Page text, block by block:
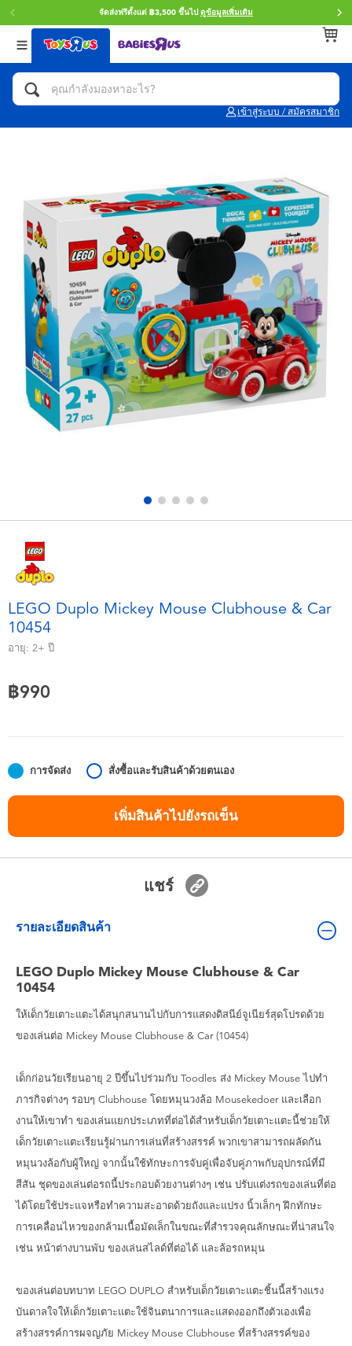
จัดส่งฟรีตั้งแต่ ฿3,500 ขึ้นไป ดูข้อมูลเพิ่มเติม
เข้าสู่ระบบ / สมัครสมาชิก
กลับ
หมวดหมู่
แอคชั่นฟิกเกอร์ และการสวมบทบาทเป็นฮีโร่
รถของเล่น, รถบรรทุกของเล่น, รถไฟของเล่น
และรีโมทบังคับ
กิจกรรมและงานคราฟท์
ตุ๊กตาและของสะสม
อุปกรณ์อิเล็คทรอนิกส์
เกมและพัซเซิล
กิจกรรมกลางแจ้งและกีฬา
อุปกรณ์แต่งตัวและการสวมบทบาท
แบตเตอรี่
Nintendo Switch
ตัวละครเพี่อการสะสม
กลับ
แบรนด์
Toy Story ทอย สตอรี่
LEGOเลโก้
Blokees บล็อคคีส์
Zuru ซูรู
X-Shot
playpop
Hot Wheels ฮ็อตวีลส์
กลับ
Age
0~2 ปี
8~11 ปี
12~14 ปี
14+ ปี
LEGO Duplo Mickey Mouse Clubhouse & Car
10454
อายุ: 2+ ปี
฿990
การจัดส่ง สั่งซื้อและรับสินค้าด้วยตนเอง
เพิ่มสินค้าไปยังรถเข็น
แชร์
รายละเอียดสินค้า
LEGO Duplo Mickey Mouse Clubhouse & Car
10454
ให้เด็กวัยเตาะแตะได้สนุกสนานไปกับการแสดงดิสนีย์จูเนียร์สุดโปรดด้วย
ของเล่นต่อ Mickey Mouse Clubhouse & Car (10454)
เด็กก่อนวัยเรียนอายุ 2 ปีขึ้นไปร่วมกับ Toodles ส่ง Mickey Mouse ไปทำ
ภารกิจต่างๆ รอบๆ Clubhouse โดยหมุนวงล้อ Mousekedoer และเลือก
งานให้เขาทำ ของเล่นแยกประเภทที่ต่อได้สำหรับเด็กวัยเตาะแตะนี้ช่วยให้
เด็กวัยเตาะแตะเรียนรู้ผ่านการเล่นที่สร้างสรรค์ พวกเขาสามารถผลัดกัน
หมุนวงล้อกับผู้ใหญ่ จากนั้นใช้ทักษะการจับคู่เพื่อจับคู่ภาพกับอุปกรณ์ที่มี
สีสัน ชุดของเล่นต่อรถนี้ประกอบด้วยงานต่างๆ เช่น ปรับแต่งรถของเล่นที่ต่อ
ได้โดยใช้ประแจหรือทำความสะอาดด้วยถังและแปรง นิ้วเล็กๆ ฝึกทักษะ
การเคลื่อนไหวของกล้ามเนื้อมัดเล็กในขณะที่สำรวจคุณลักษณะที่น่าสนใจ
เช่น หน้าต่างบานพับ ของเล่นสไลด์ที่ต่อได้ และล้อรถหมุน
ของเล่นต่อบทบาท LEGO DUPLO สำหรับเด็กวัยเตาะแตะชิ้นนี้สร้างแรง
บันดาลใจให้เด็กวัยเตาะแตะใช้จินตนาการและแสดงออกถึงตัวเองเพื่อ
สร้างสรรค์การผจญภัย Mickey Mouse Clubhouse ที่สร้างสรรค์ของ